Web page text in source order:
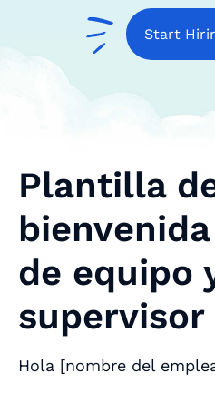
Start
Plantilla
de equipo
supervisor
Hola [nombre del